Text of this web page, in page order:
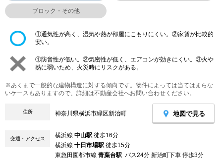
ブロック・その他
①通気性が高く、湿気や熱が部屋にこもりにくい。②家賃が比較的
安い。
①防音性が低い。②気密性が低く、エアコンが効きにくい。③火や
熱に弱いため、火災時にリスクがある。
※あくまで一般的な建物構造に対する傾向です。物件によっては当てはまらな
いケースもありますので、詳細は不動産会社へお問い合わせください。
住所 神奈川県横浜市緑区新治町 地図で見る
交通・アクセス 横浜線 中山駅 徒歩16分
横浜線 十日市場駅 徒歩15分
東急田園都市線 青葉台駅 バス24分 新治町下車 停歩3分